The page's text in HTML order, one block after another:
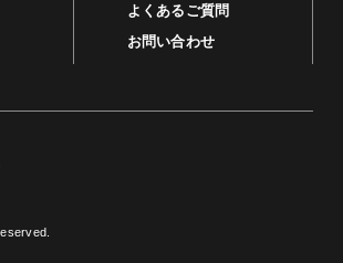
よくあるご質問
お問い合わせ